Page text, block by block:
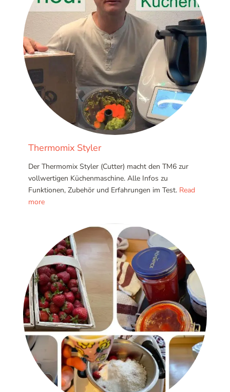
Thermomix Styler
Der Thermomix Styler (Cutter) macht den TM6 zur
vollwertigen Küchenmaschine. Alle Infos zu
Funktionen, Zubehör und Erfahrungen im Test. Read
more